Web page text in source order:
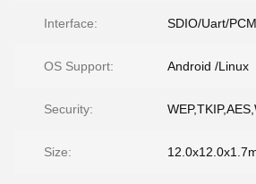
Interface: SDIO/Uart/PCM
OS Support: Android /Linux
Security:
Size: